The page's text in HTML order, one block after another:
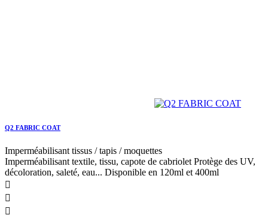
Aperçu rapide
En rupture


Q2 FABRIC COAT